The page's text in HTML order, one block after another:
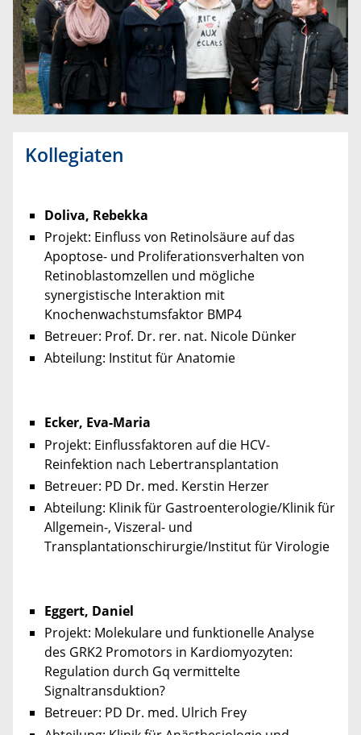
Kollegiaten
Doliva, Rebekka
Projekt: Einfluss von Retinolsäure auf das
Apoptose- und Proliferationsverhalten von
Retinoblastomzellen und mögliche
synergistische Interaktion mit
Knochenwachstumsfaktor BMP4
Betreuer: Prof. Dr. rer. nat. Nicole Dünker
Abteilung: Institut für Anatomie
Ecker, Eva-Maria
Projekt: Einflussfaktoren auf die HCV-
Reinfektion nach Lebertransplantation
Betreuer: PD Dr. med. Kerstin Herzer
Abteilung: Klinik für Gastroenterologie/Klinik für
Allgemein-, Viszeral- und
Transplantationschirurgie/Institut für Virologie
Eggert, Daniel
Projekt: Molekulare und funktionelle Analyse
des GRK2 Promotors in Kardiomyozyten:
Regulation durch Gq vermittelte
Signaltransduktion?
Betreuer: PD Dr. med. Ulrich Frey